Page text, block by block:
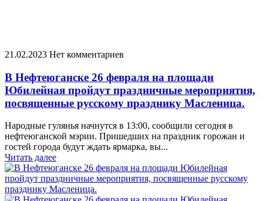
21.02.2023 Нет комментариев
В Нефтеюганске 26 февраля на площади
Юбилейная пройдут праздничные мероприятия,
посвященные русскому празднику Масленица.
Народные гулянья начнутся в 13:00, сообщили сегодня в
нефтеюганской мэрии. Пришедших на праздник горожан и
гостей города будут ждать ярмарка, вы...
Читать далее